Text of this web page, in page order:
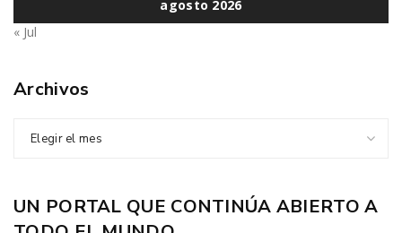
agosto 2026
« Jul
Archivos
Elegir el mes
UN PORTAL QUE CONTINÚA ABIERTO A